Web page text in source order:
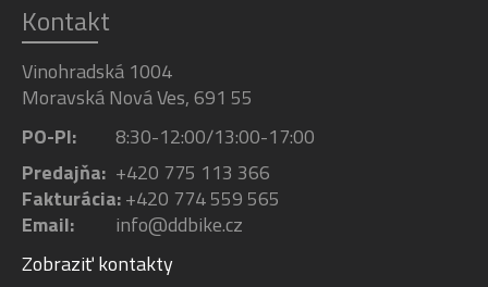
Kontakt
Vinohradská 1004
Moravská Nová Ves, 691 55
PO-PI:
8:30-12:00/13:00-17:00
Predajňa: +420 775 113 366
Fakturácia:+420 774 559 565
Email:
info@ddbike.cz
Zobraziť kontakty